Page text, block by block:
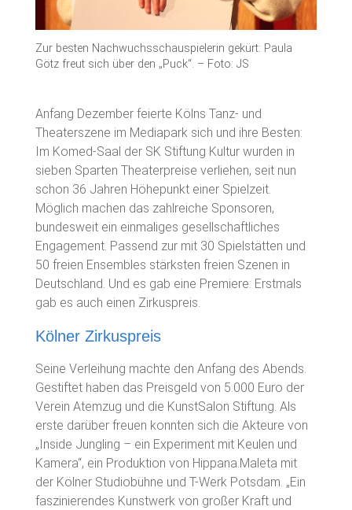
Zur besten Nachwuchsschauspielerin gekürt: Paula
Götz freut sich über den „Puck“. – Foto: JS
Anfang Dezember feierte Kölns Tanz- und
Theaterszene im Mediapark sich und ihre Besten:
Im Komed-Saal der SK Stiftung Kultur wurden in
sieben Sparten Theaterpreise verliehen, seit nun
schon 36 Jahren Höhepunkt einer Spielzeit.
Möglich machen das zahlreiche Sponsoren,
bundesweit ein einmaliges gesellschaftliches
Engagement. Passend zur mit 30 Spielstätten und
50 freien Ensembles stärksten freien Szenen in
Deutschland. Und es gab eine Premiere: Erstmals
gab es auch einen Zirkuspreis.
Kölner Zirkuspreis
Seine Verleihung machte den Anfang des Abends.
Gestiftet haben das Preisgeld von 5.000 Euro der
Verein Atemzug und die KunstSalon Stiftung. Als
erste darüber freuen konnten sich die Akteure von
„Inside Jungling – ein Experiment mit Keulen und
Kamera“, ein Produktion von Hippana.Maleta mit
der Kölner Studiobühne und T-Werk Potsdam. „Ein
faszinierendes Kunstwerk von großer Kraft und